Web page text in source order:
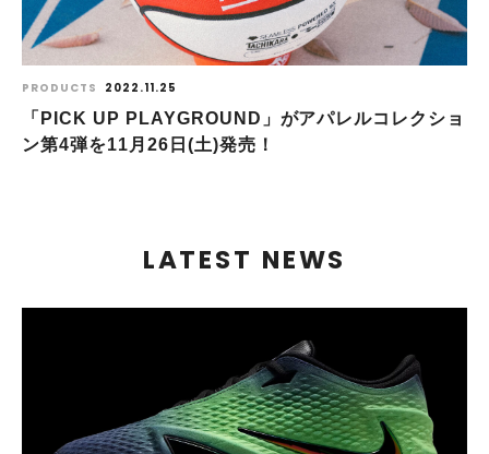
PRODUCTS 2022.11.25
「PICK UP PLAYGROUND」がアパレルコレクショ
ン第4弾を11月26日(土)発売！
LATEST NEWS